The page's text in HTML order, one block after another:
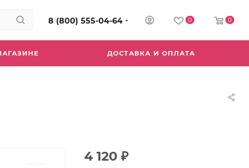
8 (800) 555-04-64 0 0
ДОСТАВКА И ОПЛАТА
4 120 ₽